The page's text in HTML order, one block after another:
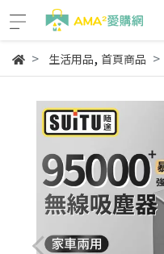
生活用品, 首頁商品